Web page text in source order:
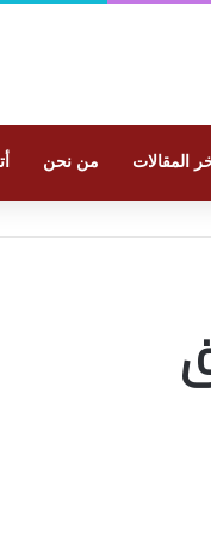
المقالات من نحن